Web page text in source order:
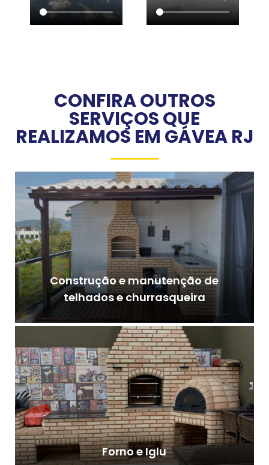
CONFIRA OUTROS
SERVIÇOS QUE
REALIZAMOS EM GÁVEA RJ
Construção e manutenção de
telhados e churrasqueira
Forno e Iglu